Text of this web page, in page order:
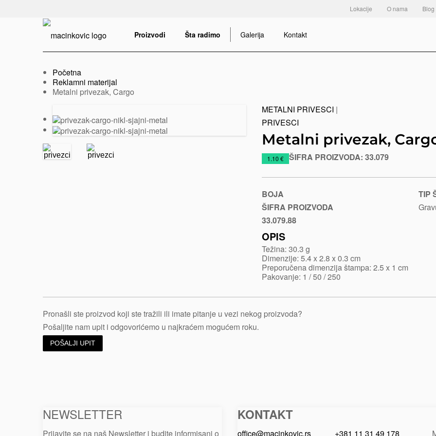
Lokacije O nama Blog
Proizvodi Šta radimo Galerija Kontakt
Početna
Reklamni materijal
Trenutno:
Metalni privezak, Cargo
Prethodni
slajd
Sledeći
slajd
METALNI PRIVESCI |
PRIVESCI
Metalni privezak,
https://www.macinkovic.rs/reklamni-
privezak-
cargo
1.10 € ŠIFRA PROIZVODA: 33.079
BOJA
ŠIFRA PROIZVODA
Nikl
sjajni
metal
33.079.88
TIP
OPIS
Težina: 30.3 g
Dimenzije: 5.4 x 2.8 x 0.3 cm
Preporučena dimenzija štampa: 2.5 x 1 cm
Pakovanje: 1 / 50 / 250
Pronašli ste proizvod koji ste tražili ili imate pitanje u vezi nekog proizvoda?
Pošaljite nam upit i odgovorićemo u najkraćem mogućem roku.
POŠALJI UPIT
NEWSLETTER
Prijavite se na naš Newsletter i budite informisani o
Macinkovic
Macinkovic
https://www.macinkovic.rs/wp-
KONTAKT
office@macinkovic.rs +381 11 31 49 178